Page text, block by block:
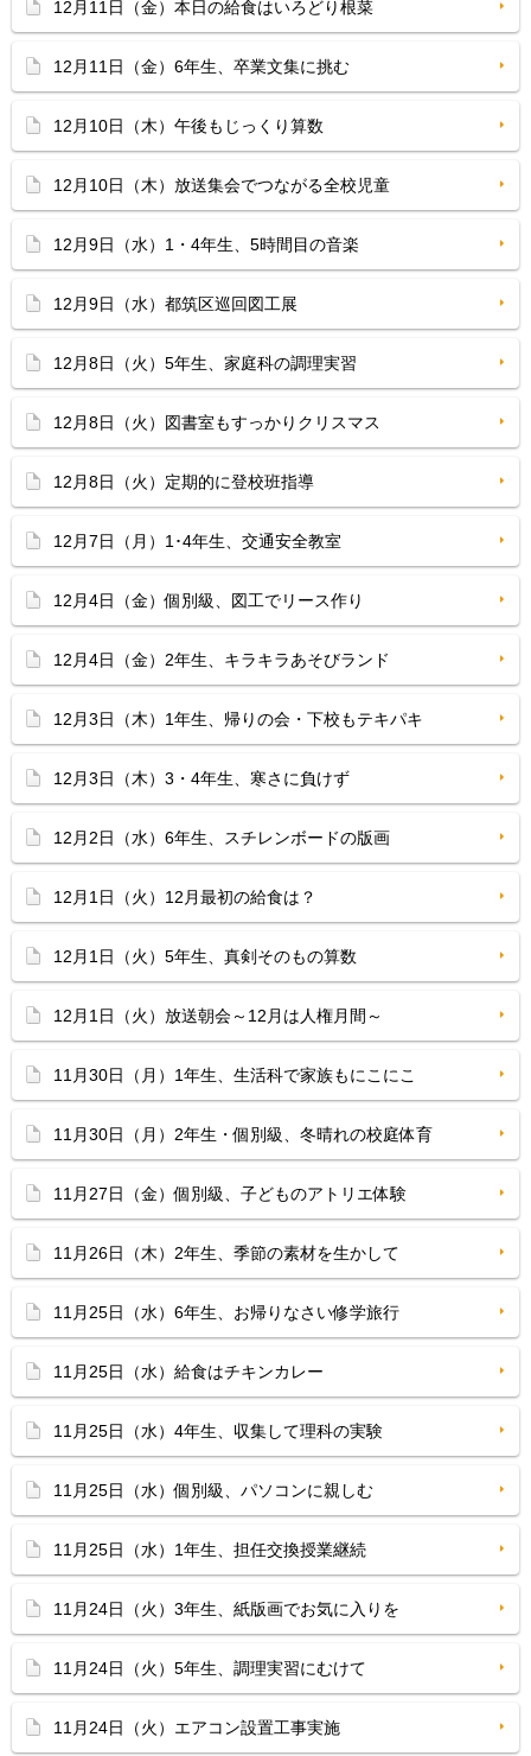
12月11日（金）本日の給食はいろどり根菜
12月11日（金）6年生、卒業文集に挑む
12月10日（木）午後もじっくり算数
12月10日（木）放送集会でつながる全校児童
12月9日（水）1・4年生、5時間目の音楽
12月9日（水）都筑区巡回図工展
12月8日（火）5年生、家庭科の調理実習
12月8日（火）図書室もすっかりクリスマス
12月8日（火）定期的に登校班指導
12月7日（月）1･4年生、交通安全教室
12月4日（金）個別級、図工でリース作り
12月4日（金）2年生、キラキラあそびランド
12月3日（木）1年生、帰りの会・下校もテキパキ
12月3日（木）3・4年生、寒さに負けず
12月2日（水）6年生、スチレンボードの版画
12月1日（火）12月最初の給食は？
12月1日（火）5年生、真剣そのもの算数
12月1日（火）放送朝会～12月は人権月間～
11月30日（月）1年生、生活科で家族もにこにこ
11月30日（月）2年生・個別級、冬晴れの校庭体育
11月27日（金）個別級、子どものアトリエ体験
11月26日（木）2年生、季節の素材を生かして
11月25日（水）6年生、お帰りなさい修学旅行
11月25日（水）給食はチキンカレー
11月25日（水）4年生、収集して理科の実験
11月25日（水）個別級、パソコンに親しむ
11月25日（水）1年生、担任交換授業継続
11月24日（火）3年生、紙版画でお気に入りを
11月24日（火）5年生、調理実習にむけて
11月24日（火）エアコン設置工事実施